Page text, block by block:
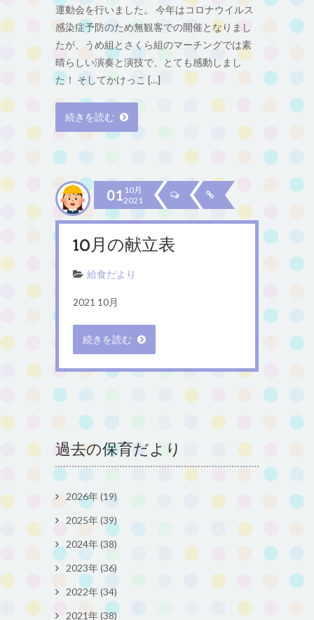
運動会を行いました。 今年はコロナウイルス
感染症予防のため無観客での開催となりまし
たが、うめ組とさくら組のマーチングでは素
晴らしい演奏と演技で、とても感動しまし
た！ そしてかけっこ […]
続きを読む
01 10月
2021
10月の献立表
給食だより
2021 10月
続きを読む
過去の保育だより
2026年 (19)
2025年 (39)
2024年 (38)
2023年 (36)
2022年 (34)
2021年 (38)